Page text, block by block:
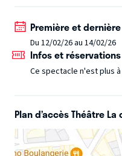
Première et dernière
Du 12/02/26 au 14/02/26
Infos et réservations
Ce spectacle n'est plus à
Plan d’accès Théâtre